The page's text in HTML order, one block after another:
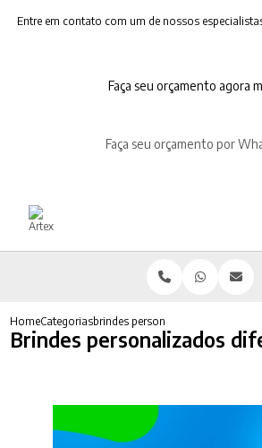
Entre em contato com um de nossos
Faça seu orçamento agora
Faça seu orçamento por
HomeCategoriasbrindes personalizados diferentes
Brindes personalizados